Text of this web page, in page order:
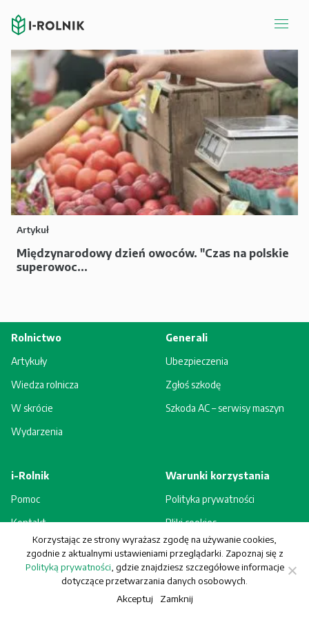
Artykuł
Międzynarodowy dzień owoców. "Czas na polskie
superowoc...
Rolnictwo
Artykuły
Wiedza rolnicza
W skrócie
Wydarzenia
Generali
Ubezpieczenia
Zgłoś szkodę
Szkoda AC – serwisy maszyn
i-Rolnik
Pomoc
Kontakt
Rejestracja - korzyści
Warunki korzystania
Polityka prywatności
Pliki cookies
Regulamin
© Generali Towarzystwo Ubezpieczeń S.A. Wszelkie prawa zastrzeżone.
Korzystając ze strony wyrażasz zgodę na używanie cookies,
zgodnie z aktualnymi ustawieniami przeglądarki. Zapoznaj się z
Polityką prywatności , gdzie znajdziesz szczegółowe informacje
dotyczące przetwarzania danych osobowych.
Akceptuj Zamknij